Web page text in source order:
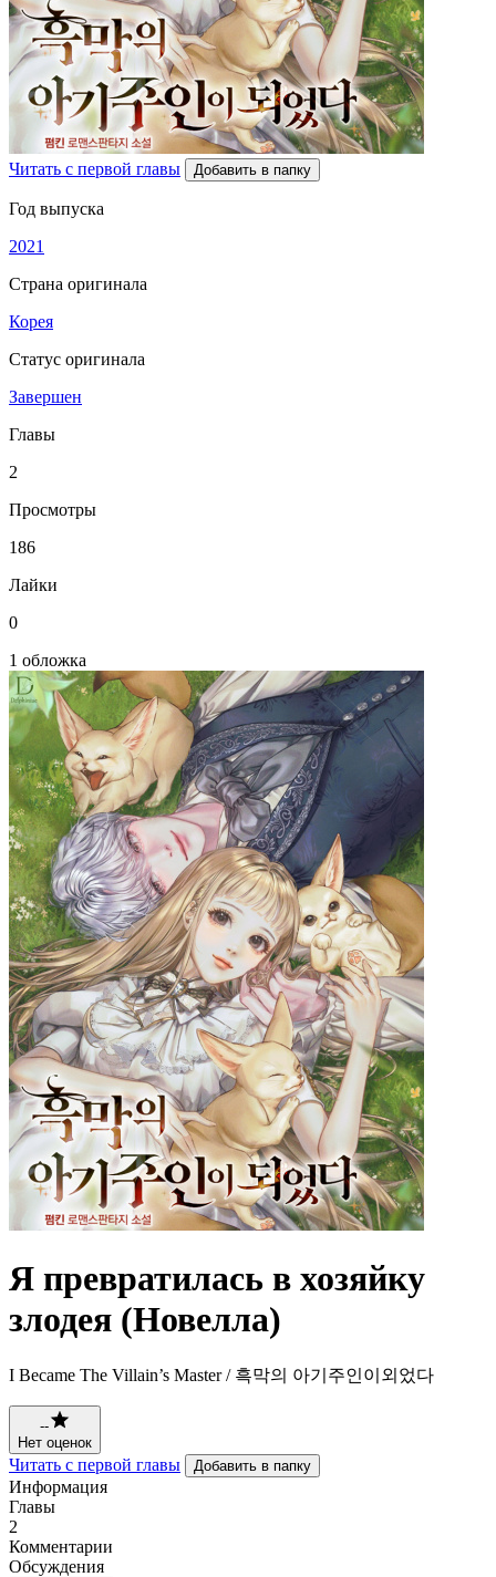
Читать с первой главы Добавить в папку
Год выпуска
2021
Страна оригинала
Корея
Статус оригинала
Завершен
Главы
2
Просмотры
186
Лайки
0
1 обложка
Я превратилась в хозяйку
злодея (Новелла)
I Became The Villain’s Master / 흑막의 아기주인이외었다
--
Нет оценок
Читать с первой главы Добавить в папку
Информация
Главы
2
Комментарии
Обсуждения